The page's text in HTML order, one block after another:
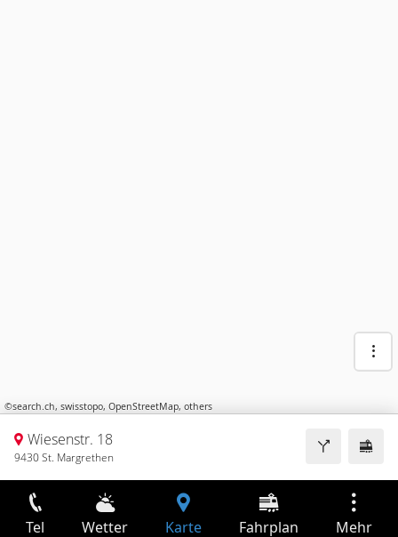
©search.ch, swisstopo, OpenStreetMap, others
Wiesenstr. 18
9430 St. Margrethen
Tel Wetter Karte Fahrplan Mehr